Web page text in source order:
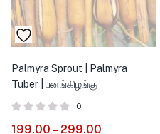
Palmyra Sprout | Palmyra
Tuber | பனங்கிழங்கு
0
199.00 – 299.00